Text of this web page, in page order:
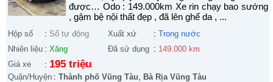
được… Odo : 149.000km Xe rin chạy bao sướng
, gậm bệ nội thất đẹp , đã lên ghế da , ...
Hộp số : Số tự động Xuất xứ : Trong nước
Nhiên liệu : Xăng Đã sử dụng : 149.000 km
Giá xe
: 195 triệu
Quận/Huyện : Thành phố Vũng Tàu, Bà Rịa Vũng Tàu